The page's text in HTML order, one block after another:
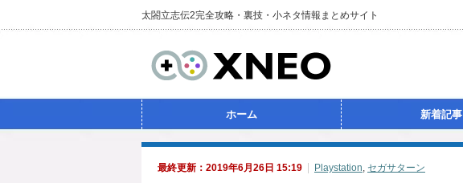
太閤立志伝2完全攻略・裏技・小ネタ情報まとめサイト
ホーム 新着記事
最終更新：2019年6月26日 15:19 Playstation, セガサターン